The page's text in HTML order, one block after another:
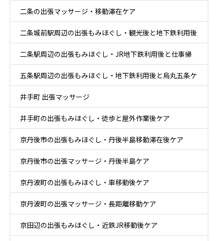
二条の出張マッサージ・移動滞在ケア
二条城前駅周辺の出張もみほぐし・観光後と地下鉄利用後
ケア
二条駅周辺の出張もみほぐし・JR地下鉄利用後と仕事帰
りケア
五条駅周辺の出張もみほぐし・地下鉄利用後と烏丸五条ケ
ア
井手町 出張マッサージ
井手町の出張もみほぐし・徒歩と屋外作業後ケア
京丹後市の出張もみほぐし・丹後半島移動滞在後ケア
京丹後市の出張マッサージ・丹後半島ケア
京丹波町の出張もみほぐし・車移動後ケア
京丹波町の出張マッサージ・長距離移動ケア
京田辺の出張もみほぐし・近鉄JR移動後ケア